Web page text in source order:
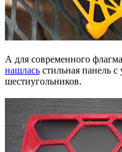
А для современного
нашлась стильная панель
шестиугольников.